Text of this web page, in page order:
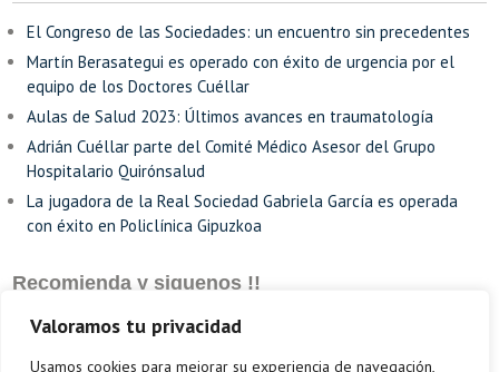
Valoramos tu privacidad
Usamos cookies para mejorar su experiencia de navegación,
El Congreso de las Sociedades: un encuentro sin precedentes
Martín Berasategui es operado con éxito de urgencia por el
equipo de los Doctores Cuéllar
Aulas de Salud 2023: Últimos avances en traumatología
Adrián Cuéllar parte del Comité Médico Asesor del Grupo
Hospitalario Quirónsalud
La jugadora de la Real Sociedad Gabriela García es operada
con éxito en Policlínica Gipuzkoa
Recomienda y siguenos !!